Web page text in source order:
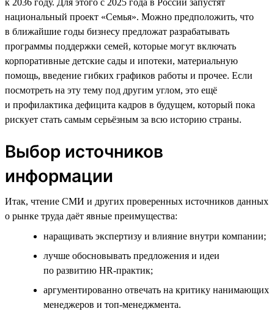
национальный проект «Семья». Можно предположить, что
в ближайшие годы бизнесу предложат разрабатывать
программы поддержки семей, которые могут включать
корпоративные детские сады и ипотеки, материальную
помощь, введение гибких графиков работы и прочее. Если
посмотреть на эту тему под другим углом, это ещё
и профилактика дефицита кадров в будущем, который пока
рискует стать самым серьёзным за всю историю страны.
Выбор источников
информации
Итак, чтение СМИ и других проверенных источников данных
о рынке труда даёт явные преимущества:
наращивать экспертизу и влияние внутри компании;
лучше обосновывать предложения и идеи
по развитию HR-практик;
аргументированно отвечать на критику нанимающих
менеджеров и топ-менеджмента.